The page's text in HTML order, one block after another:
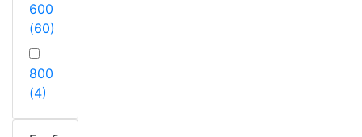
600
(60)
800
(4)